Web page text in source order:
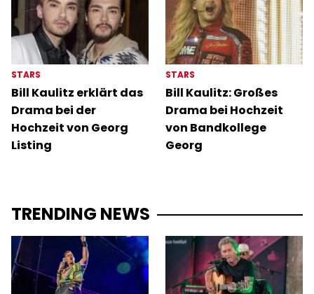
STARS
Bill Kaulitz erklärt das
Drama bei der
Hochzeit von Georg
Listing
STARS
Bill Kaulitz: Großes
Drama bei Hochzeit
von Bandkollege
Georg
TRENDING NEWS